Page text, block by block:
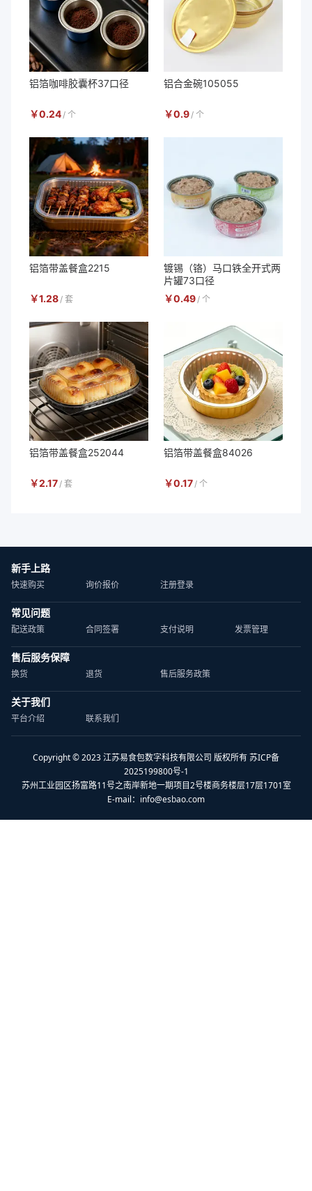
铝箔咖啡胶囊杯37口径
￥0.24 / 个
铝合金碗105055
￥0.9 / 个
铝箔带盖餐盒2215
￥1.28 / 套
镀锡（铬）马口铁全开式两
片罐73口径
￥0.49 / 个
铝箔带盖餐盒252044
￥2.17 / 套
铝箔带盖餐盒84026
￥0.17 / 个
新手上路
快速购买 询价报价 注册登录
常见问题
配送政策 合同签署 支付说明 发票管理
售后服务保障
换货 退货 售后服务政策
关于我们
平台介绍 联系我们
Copyright © 2023 江苏易食包数字科技有限公司 版权所有 苏ICP备
2025199800号-1
苏州工业园区扬富路11号之南岸新地一期项目2号楼商务楼层17层1701室
E-mail： info@esbao.com